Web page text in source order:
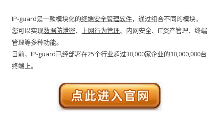
IP-guard是一款模块化的终端安全管理软件，通过组合不同的模块，
您可以实现数据防泄密、 上网行为管理、内网安全、IT资产管理、终端
管理等多种功能。
目前，IP-guard已经部署在25个行业超过30,000家企业的10,000,000台
终端上。